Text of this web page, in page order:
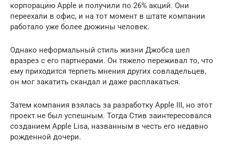
корпорацию Apple и получили по 26% акций. Они
переехали в офис, и на тот момент в штате компании
работало уже более дюжины человек.
Однако неформальный стиль жизни Джобса шел
вразрез с его партнерами. Он тяжело переживал то, что
ему приходится терпеть мнения других совладельцев,
он мог закатить скандал и даже расплакаться.
Затем компания взялась за разработку Apple III, но этот
проект не был успешным. Тогда Стив заинтересовался
созданием Apple Lisa, названным в честь его недавно
рожденной дочери.